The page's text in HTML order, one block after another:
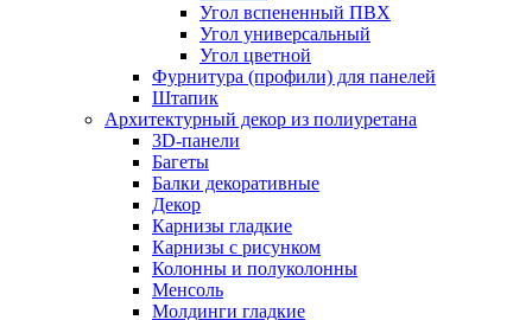
Угол вспененный ПВХ
Угол универсальный
Угол цветной
Фурнитура (профили) для панелей
Штапик
Архитектурный декор из полиуретана
3D-панели
Багеты
Балки декоративные
Декор
Карнизы гладкие
Карнизы с рисунком
Колонны и полуколонны
Менсоль
Молдинги гладкие